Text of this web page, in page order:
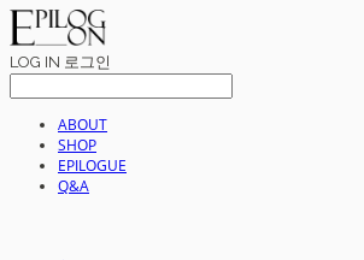
LOG IN 로그인
ABOUT
SHOP
EPILOGUE
Q&A